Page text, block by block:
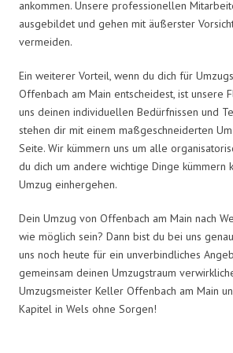
ankommen. Unsere professionellen
ausgebildet und gehen mit äußerster
vermeiden.
Ein weiterer Vorteil, wenn du dich für
Offenbach am Main entscheidest, ist unsere
uns deinen individuellen Bedürfnissen und
stehen dir mit einem maßgeschneiderten
Seite. Wir kümmern uns um alle
du dich um andere wichtige Dinge kümmern
Umzug einhergehen.
Dein Umzug von Offenbach am Main nach
wie möglich sein? Dann bist du bei uns
uns noch heute für ein unverbindliches
gemeinsam deinen Umzugstraum
Umzugsmeister Keller Offenbach am Main
Kapitel in Wels ohne Sorgen!